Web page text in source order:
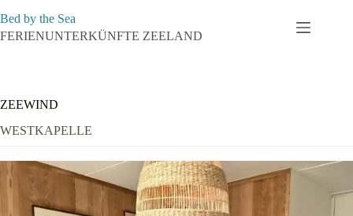
Inhalt
springen
Bed by the Sea
FERIENUNTERKÜNFTE ZEELAND
ZEEWIND
WESTKAPELLE